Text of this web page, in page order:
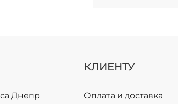
Днепр
КЛИЕНТУ
Оплата и доставка